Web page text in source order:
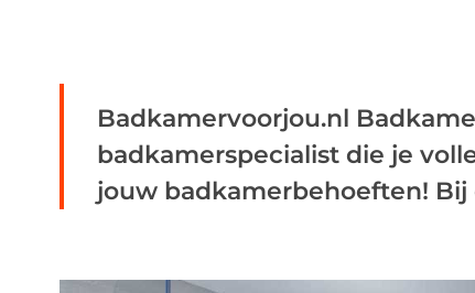
Badkamervoorjou.nl
badkamerspecialist die je
jouw badkamerbehoeften! Bij